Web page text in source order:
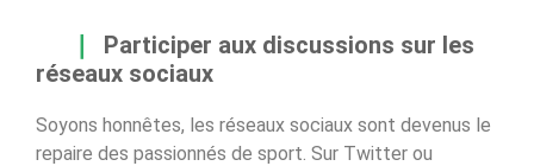
Participer aux discussions sur les
réseaux sociaux
Soyons honnêtes, les réseaux sociaux sont devenus le
repaire des passionnés de sport. Sur Twitter ou